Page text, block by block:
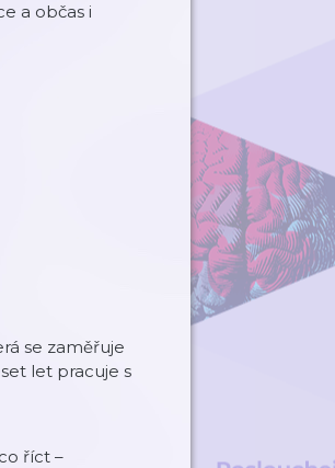
a občas i
se zaměřuje
let pracuje s
říct –